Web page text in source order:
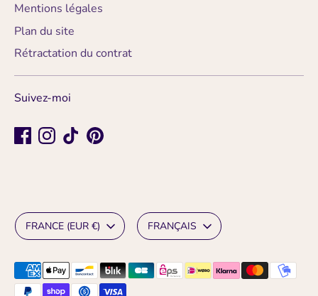
Mentions légales
Plan du site
Rétractation du contrat
Suivez-moi
Devise
FRANCE (EUR €) Langue
FRANÇAIS
Méthodes
de